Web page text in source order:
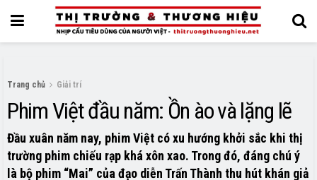
Trang chủ Giải trí
Phim Việt đầu năm: Ồn ào và lặng lẽ
Đầu xuân năm nay, phim Việt có xu hướng khởi sắc khi thị
trường phim chiếu rạp khá xôn xao. Trong đó, đáng chú ý
là bộ phim “Mai” của đạo diễn Trấn Thành thu hút khán giả